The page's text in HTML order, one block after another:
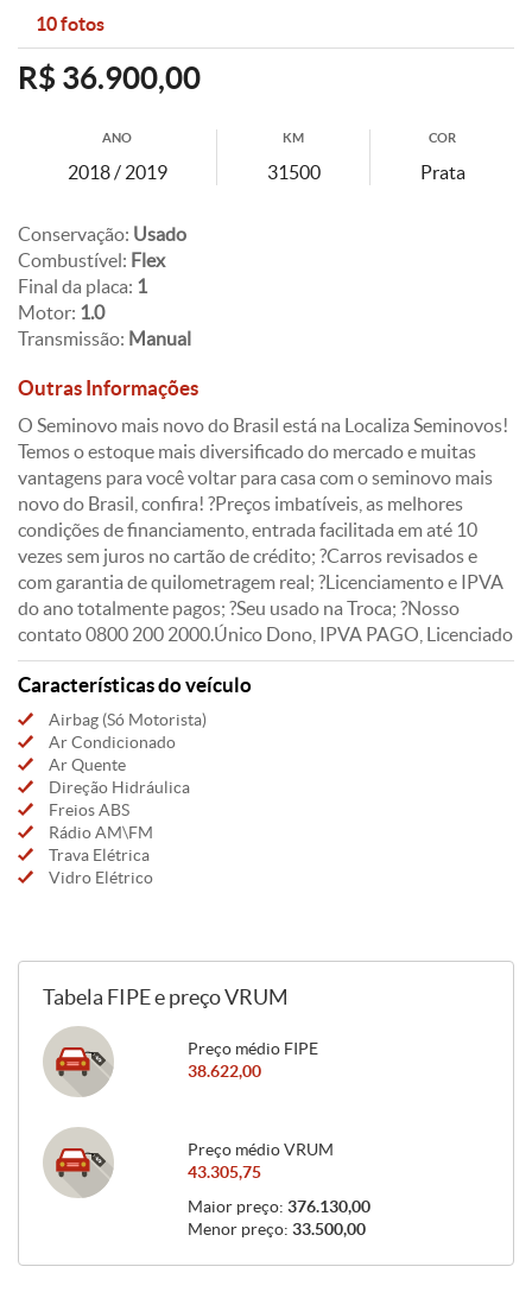
10 fotos
R$ 36.900,00
ANO
2018 / 2019
KM
31500
COR
Prata
Conservação: Usado
Combustível: Flex
Final da placa: 1
Motor: 1.0
Transmissão: Manual
Outras Informações
O Seminovo mais novo do Brasil está na Localiza Seminovos!
Temos o estoque mais diversificado do mercado e muitas
vantagens para você voltar para casa com o seminovo mais
novo do Brasil, confira! ?Preços imbatíveis, as melhores
condições de financiamento, entrada facilitada em até 10
vezes sem juros no cartão de crédito; ?Carros revisados e
com garantia de quilometragem real; ?Licenciamento e IPVA
do ano totalmente pagos; ?Seu usado na Troca; ?Nosso
contato 0800 200 2000.Único Dono, IPVA PAGO, Licenciado
Características do veículo
Airbag (Só Motorista)
Ar Condicionado
Ar Quente
Direção Hidráulica
Freios ABS
Rádio AM\FM
Trava Elétrica
Vidro Elétrico
Tabela FIPE e preço VRUM
Preço médio FIPE
38.622,00
Preço médio VRUM
43.305,75
Maior preço: 376.130,00
Menor preço: 33.500,00